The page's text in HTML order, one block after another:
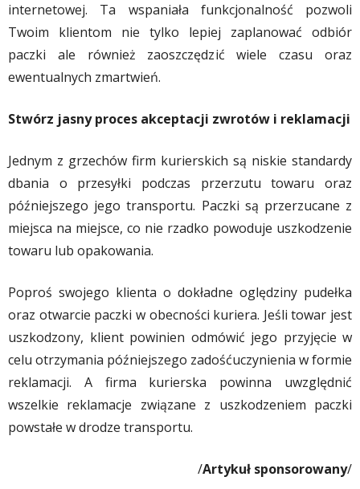
internetowej. Ta wspaniała funkcjonalność pozwoli
Twoim klientom nie tylko lepiej zaplanować odbiór
paczki ale również zaoszczędzić wiele czasu oraz
ewentualnych zmartwień.
Stwórz jasny proces akceptacji zwrotów i reklamacji
Jednym z grzechów firm kurierskich są niskie standardy
dbania o przesyłki podczas przerzutu towaru oraz
późniejszego jego transportu. Paczki są przerzucane z
miejsca na miejsce, co nie rzadko powoduje uszkodzenie
towaru lub opakowania.
Poproś swojego klienta o dokładne oględziny pudełka
oraz otwarcie paczki w obecności kuriera. Jeśli towar jest
uszkodzony, klient powinien odmówić jego przyjęcie w
celu otrzymania późniejszego zadośćuczynienia w formie
reklamacji. A firma kurierska powinna uwzględnić
wszelkie reklamacje związane z uszkodzeniem paczki
powstałe w drodze transportu.
/Artykuł sponsorowany/